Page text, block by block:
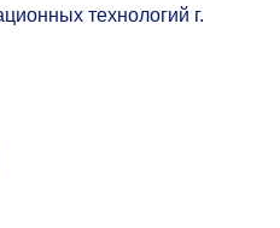
технологий г.